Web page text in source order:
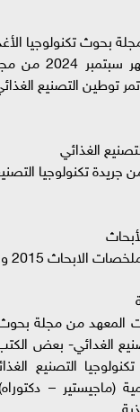
- تم إصدار عدد
توطين التصنيع
2015 و 2016
من مجلة بحوث
التصنيع
(ماجيستير –